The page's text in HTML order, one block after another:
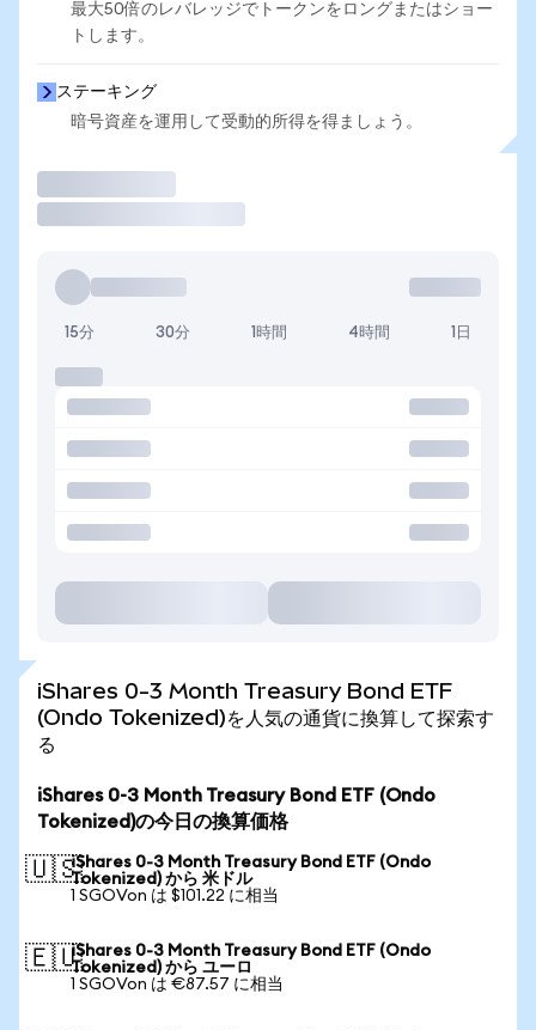
最大50倍のレバレッジでトークンをロングまたはショー
トします。
ステーキング
暗号資産を運用して受動的所得を得ましょう。
15分 30分 1時間 4時間 1日
iShares 0-3 Month Treasury Bond ETF
(Ondo Tokenized)を人気の通貨に換算して探索す
る
iShares 0-3 Month Treasury Bond ETF (Ondo
Tokenized)の今日の換算価格
🇺🇸iShares 0-3 Month Treasury Bond ETF (Ondo
Tokenized) から 米ドル
1 SGOVon は $101.22 に相当
🇪🇺iShares 0-3 Month Treasury Bond ETF (Ondo
Tokenized) から ユーロ
1 SGOVon は €87.57 に相当